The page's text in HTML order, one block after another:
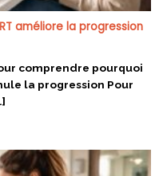
améliore la progression
comprendre pourquoi
la progression Pour